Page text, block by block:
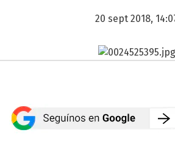
20 sept 2018,